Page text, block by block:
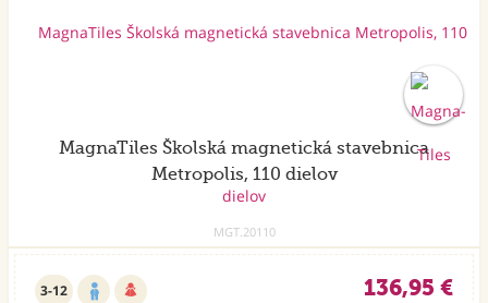
MagnaTiles Školská magnetická stavebnica
Metropolis, 110 dielov
MGT.20110
3-12 136,95 €